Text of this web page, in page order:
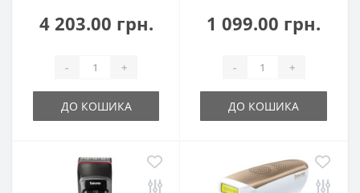
4 203.00 грн.
- +
ДО КОШИКА
1 099.00 грн.
- +
ДО КОШИКА